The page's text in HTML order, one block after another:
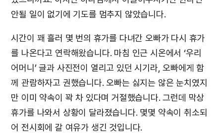
안될 일이 없기에 기도를 멈추지 않았습니다.
시간이 꽤 흘러 몇 번의 휴가를 다녀간 오빠가 다시 휴가
를 나온다고 연락해왔습니다. 마침 인근 시온에서 ‘우리
어머니’ 글과 사진전이 열리고 있던 시기라, 오빠에게 함
께 관람하자고 권했습니다. 오빠는 싫지는 않은 눈치였지
만 이미 약속이 꽉 차 있다며 거절했습니다. 그런데 막상
휴가를 나와서 상황이 달라졌습니다. 몇몇 약속이 취소되
어 전시회에 갈 여유가 생긴 것입니다.